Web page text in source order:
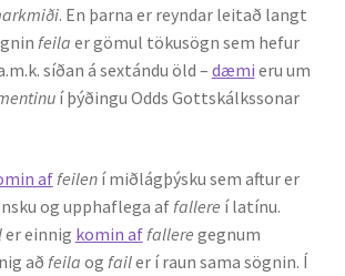
. En þarna er reyndar leitað langt
feila er gömul tökusögn sem hefur
síðan á sextándu öld – dæmi eru um
í þýðingu Odds Gottskálkssonar
affeilen í miðlágþýsku sem aftur er
og upphaflega affallere í latínu.
er einnig komin affallere gegnum
að feila og failer í raun sama sögnin. Í